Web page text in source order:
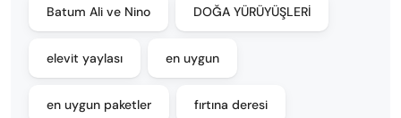
Batum Ali ve Nino DOĞA YÜRÜYÜŞLERİ
elevit yaylası en uygun
en uygun paketler fırtına deresi